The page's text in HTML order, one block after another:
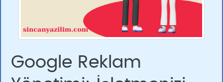
Google Reklam